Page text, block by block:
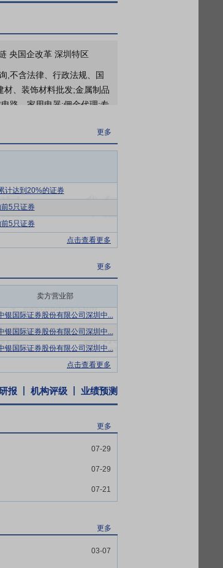
2026年05月30日公布2025年年报分红，股权登记日：2026年06月04日；除权除息日：2026年06月05日；分配方案：10派0.16元(含税,扣税后0.144元)[正式]
央国企改革 深圳特区
,不含法律、行政法规、国
、装饰材料批发;金属制品
路、家用电器;佣金代理;专
销售;新型金属功能材料销
营(二类、三类),食品流通(含
综合化、高价值化转型，
势与资源效率，优化业务布
伏两大主线，提升投入产
全球影响力的数字化平台企
二十大工作报告中更是将
发展的通知》（136号
为节点，对新能源存量项
产）则通过市场化竞价确定
益预期。政策还明确绿证收
相关业务地区售电牌照，
较早一批加入光伏行业的
务管理制度，从日常操作管
治理、线下维护检修”，对
税区管理、外汇管理等各方
更多
计达到20%的证券
5只证券
5只证券
点击查看更多
更多
卖方营业部
银国际证券股份有限公司深圳中...
银国际证券股份有限公司深圳中...
银国际证券股份有限公司深圳中...
点击查看更多
报 机构评级 业绩预测
更多
07-29
07-29
07-21
更多
03-07